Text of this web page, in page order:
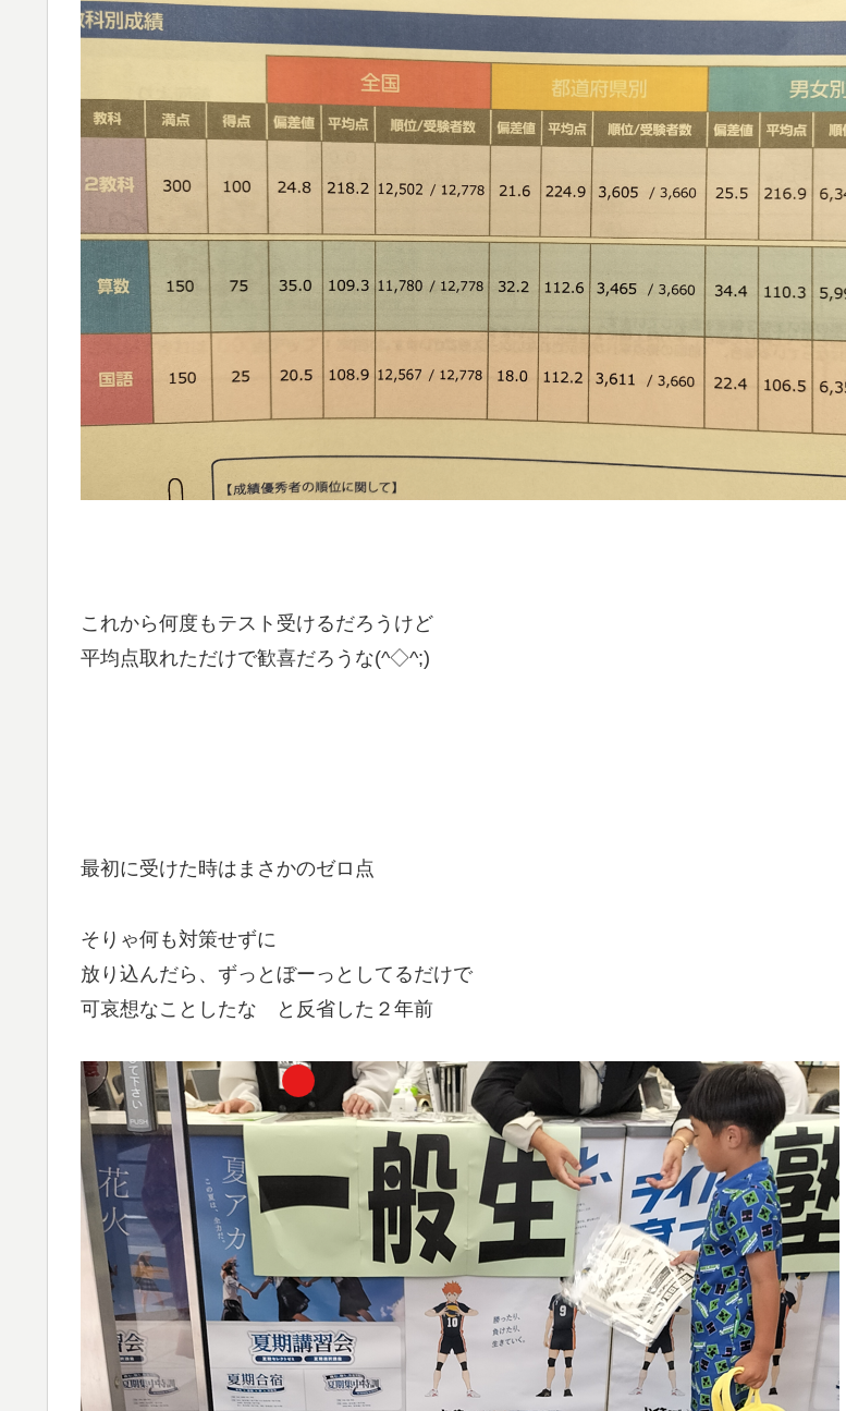
これから何度もテスト受けるだろうけど
平均点取れただけで歓喜だろうな(^◇^;)
最初に受けた時はまさかのゼロ点
そりゃ何も対策せずに
放り込んだら、ずっとぼーっとしてるだけで
可哀想なことしたな と反省した２年前